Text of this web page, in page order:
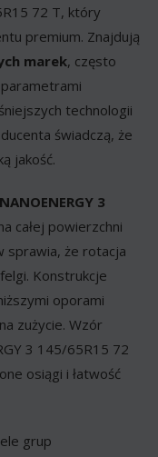
72 T, który
premium. Znajdują
marek, często
technologii
świadczą, że
jakość.
3
całej powierzchni
sprawia, że rotacja
Konstrukcje
oporami
zużycie. Wzór
3 145/65R15 72
osiągi i łatwość
grup